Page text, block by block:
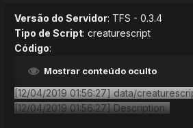
Versão do Servidor: TFS - 0.3.4
Tipo de Script: creaturescript
Código:
Mostrar conteúdo oculto
[12/04/2019 01:56:27] data/
[12/04/2019 01:56:27] Description: